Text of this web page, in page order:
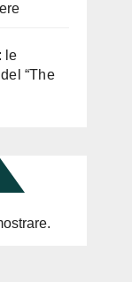
le
“The